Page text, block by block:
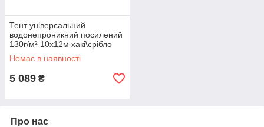
Тент універсальний
водонепроникний посилений
130г/м² 10х12м хакі\срібло
захист від дощу тарпаулін
(ml-31118)
Немає в наявності
5 089 ₴
Про нас